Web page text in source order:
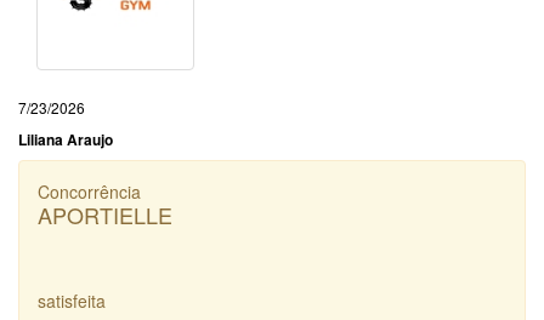
7/23/2026
Liliana Araujo
Concorrência
APORTIELLE
satisfeita